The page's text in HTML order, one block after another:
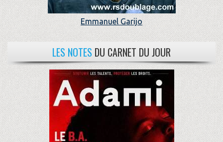
Emmanuel Garijo
LES NOTES DU CARNET DU JOUR